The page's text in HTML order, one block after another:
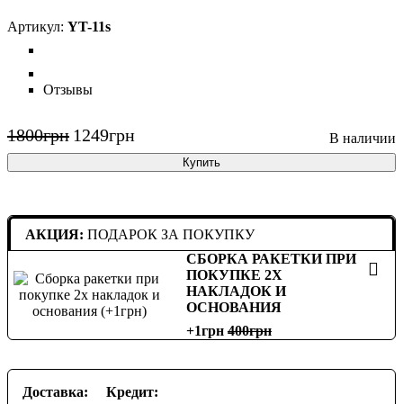
YT-11s
Отзывы
1800грн 1249грн
Купить
АКЦИЯ: ПОДАРОК ЗА ПОКУПКУ
СБОРКА РАКЕТКИ ПРИ
ПОКУПКЕ 2Х
НАКЛАДОК И
ОСНОВАНИЯ
+1грн 400
Доставка: Кредит: